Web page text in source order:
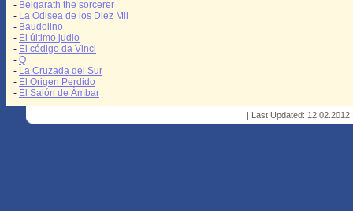
- Belgarath the sorcerer
- La Odisea de los Diez Mil
- Baudolino
- El último judio
- El código da Vinci
- Q
- La Cruzada del Sur
- El Origen Perdido
- El Salón de Ámbar
| Last Updated: